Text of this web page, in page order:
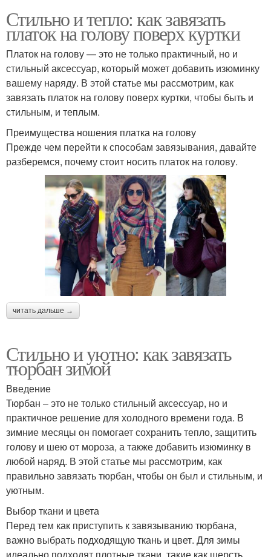
Стильно и тепло: как завязать
платок на голову поверх куртки
Платок на голову — это не только практичный, но и
стильный аксессуар, который может добавить изюминку
вашему наряду. В этой статье мы рассмотрим, как
завязать платок на голову поверх куртки, чтобы быть и
стильным, и теплым.
Преимущества ношения платка на голову
Прежде чем перейти к способам завязывания, давайте
разберемся, почему стоит носить платок на голову.
читать дальше →
Стильно и уютно: как завязать
тюрбан зимой
Введение
Тюрбан – это не только стильный аксессуар, но и
практичное решение для холодного времени года. В
зимние месяцы он помогает сохранить тепло, защитить
голову и шею от мороза, а также добавить изюминку в
любой наряд. В этой статье мы рассмотрим, как
правильно завязать тюрбан, чтобы он был и стильным, и
уютным.
Выбор ткани и цвета
Перед тем как приступить к завязыванию тюрбана,
важно выбрать подходящую ткань и цвет. Для зимы
идеально подходят плотные ткани, такие как шерсть,